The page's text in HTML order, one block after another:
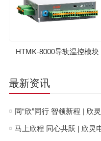
HTMK-8000导轨温控模块
最新资讯